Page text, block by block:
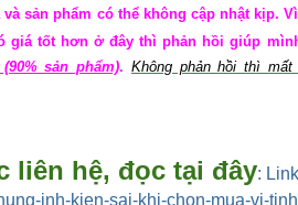
sản phẩm có thể không cập nhật kịp.
giá tốt hơn ở đây thì phản hồi giúp
(90% sản phẩm). Không phản hồi thì
liên hệ, đọc tại đây:
inh-kien-sai-khi-chon-mua-vi-